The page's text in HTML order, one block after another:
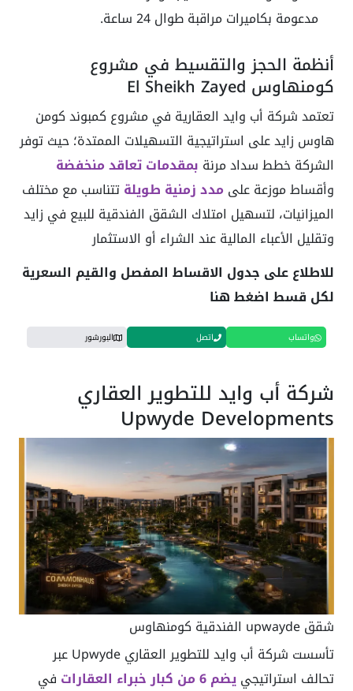
مدعومة بكاميرات مراقبة طوال 24 ساعة.
أنظمة الحجز والتقسيط في مشروع
كومنهاوس El Sheikh Zayed
تعتمد شركة أب وايد العقارية في مشروع كمبوند كومن
هاوس زايد على استراتيجية التسهيلات الممتدة؛ حيث توفر
الشركة خطط سداد مرنة بمقدمات تعاقد منخفضة
وأقساط موزعة على مدد زمنية طويلةتتناسب مع مختلف
الميزانيات، لتسهيل امتلاك الشقق الفندقية للبيع في زايد
وتقليل الأعباء المالية عند الشراء أو الاستثمار
للاطلاع على جدول الاقساط المفصل والقيم السعرية
لكل قسط اضغط هنا
واتساب اتصل البورشور
شركة أب وايد للتطوير العقاري
Upwyde Developments
شقق upwayde الفندقية كومنهاوس
تأسست شركة أب وايد للتطوير العقاري Upwyde عبر
تحالف استراتيجييضم 6 من كبار خبراء العقارات في